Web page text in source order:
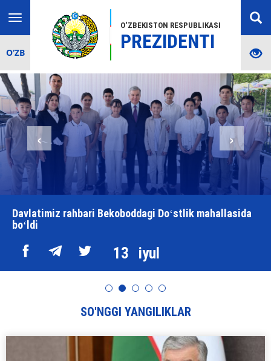
O‘ZBEKISTON RESPUBLIKASI
PREZIDENTI
Toggle
navigation
O‘ZB
Davlatimiz rahbari Bekoboddagi Doʻstlik mahallasida
boʻldi
13 iyul
‹ ›
SO'NGGI YANGILIKLAR